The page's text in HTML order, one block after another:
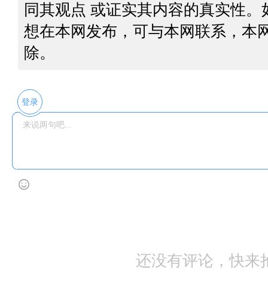
同其观点 或证实其内容的真实性
想在本网发布，可与本网联系，本
除。
登录
还没有评论，快来